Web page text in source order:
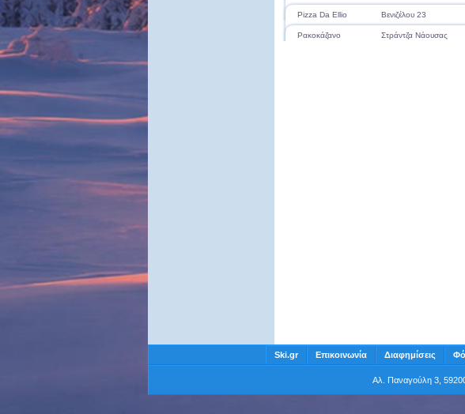
Pizza Da Ellio Βενιζέλου 23
Ρακοκάζανο Στράντζα Νάουσας
Ski.gr Επικοινωνία Διαφημίσεις
Αλ. Παναγούλη 3,